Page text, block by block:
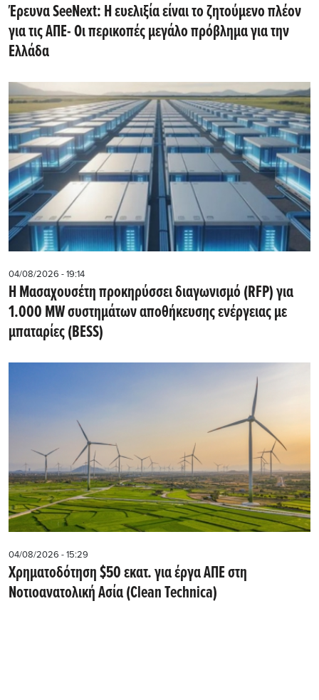
Έρευνα SeeNext: Η ευελιξία είναι το ζητούμενο πλέον
για τις ΑΠΕ- Οι περικοπές μεγάλο πρόβλημα για την
Ελλάδα
04/08/2026 - 19:14
Η Μασαχουσέτη προκηρύσσει διαγωνισμό (RFP) για
1.000 MW συστημάτων αποθήκευσης ενέργειας με
μπαταρίες (BESS)
04/08/2026 - 15:29
Χρηματοδότηση $50 εκατ. για έργα ΑΠΕ στη
Νοτιοανατολική Ασία (Clean Technica)